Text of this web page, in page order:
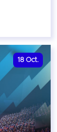
18 Oct.